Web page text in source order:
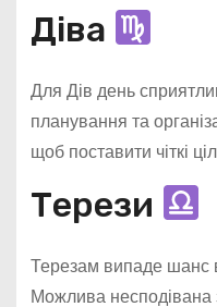
Діва
Для Дів день
планування та
щоб поставити чіткі
Терези
Терезам випаде шанс
Можлива несподівана